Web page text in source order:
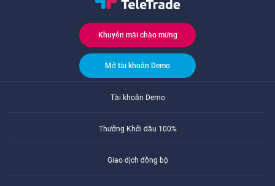
Khuyến mãi chào mừng
Mở tài khoản Demo
Tài khoản Demo
Thưởng Khởi đầu 100%
Giao dịch đồng bộ